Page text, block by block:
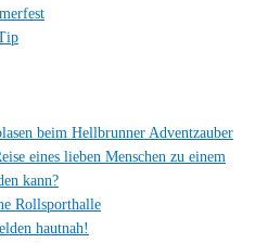
beim Hellbrunner Adventzauber
eines lieben Menschen zu einem
kann?
Rollsporthalle
hautnah!